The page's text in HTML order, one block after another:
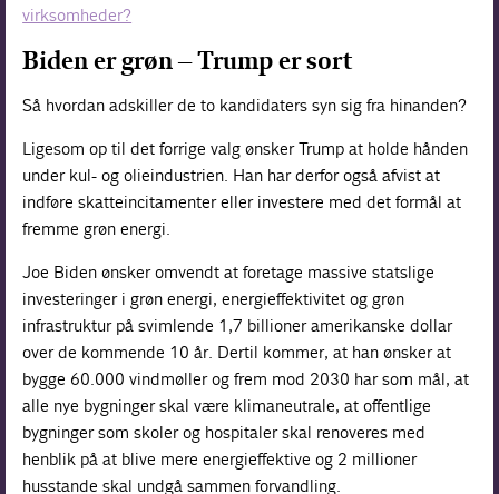
virksomheder?
Biden er grøn – Trump er sort
Så hvordan adskiller de to kandidaters syn sig fra hinanden?
Ligesom op til det forrige valg ønsker Trump at holde hånden
under kul- og olieindustrien. Han har derfor også afvist at
indføre skatteincitamenter eller investere med det formål at
fremme grøn energi.
Joe Biden ønsker omvendt at foretage massive statslige
investeringer i grøn energi, energieffektivitet og grøn
infrastruktur på svimlende 1,7 billioner amerikanske dollar
over de kommende 10 år. Dertil kommer, at han ønsker at
bygge 60.000 vindmøller og frem mod 2030 har som mål, at
alle nye bygninger skal være klimaneutrale, at offentlige
bygninger som skoler og hospitaler skal renoveres med
henblik på at blive mere energieffektive og 2 millioner
husstande skal undgå sammen forvandling.